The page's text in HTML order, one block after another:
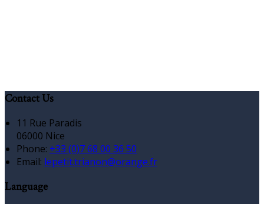
Contact Us
11 Rue Paradis
06000 Nice
Phone: +33 (0)7 68 00 36 50
Email: lepetit.trianon@orange.fr
Language